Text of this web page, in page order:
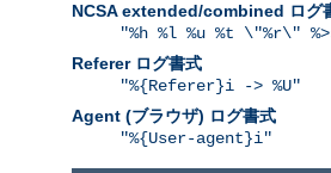
NCSA extended/combined ログ
"%h %l %u %t \"%r\"
Referer ログ書式
"%{Referer}i -> %U"
Agent (ブラウザ) ログ書式
"%{User-agent}i"